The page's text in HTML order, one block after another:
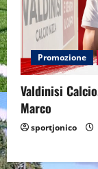
Promozione
Valdinisi
Marco
sportjonico